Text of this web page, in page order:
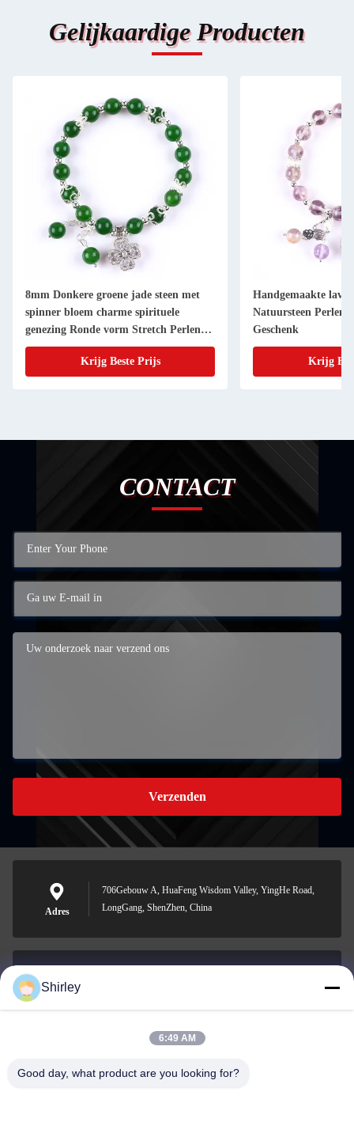
Gelijkaardige Producten
8mm Donkere groene jade steen met
spinner bloem charme spirituele
genezing Ronde vorm Stretch Perlen
Armband
Krijg Beste Prijs
Handgemaakte
Natuursteen Perlen
Geschenk
Krijg
CONTACT
Verzenden
Adres
706Gebouw A, HuaFeng Wisdom Valley, YingHe Road,
LongGang, ShenZhen, China
0086-18148506772
Shirley
6:49 AM
Good day, what product are you looking for?